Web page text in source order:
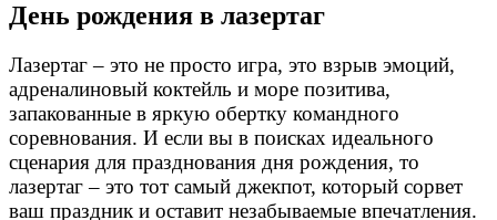
День рождения в лазертаг
Лазертаг – это не просто игра, это взрыв эмоций,
адреналиновый коктейль и море позитива,
запакованные в яркую обертку командного
соревнования. И если вы в поисках идеального
сценария для празднования дня рождения, то
лазертаг – это тот самый джекпот, который сорвет
ваш праздник и оставит незабываемые впечатления.